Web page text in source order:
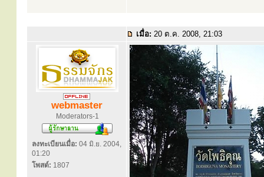
เมื่อ: 20 ต.ค. 2008, 21:03
webmaster
Moderators-1
ลงทะเบียนเมื่อ: 04 มิ.ย. 2004,
01:20
โพสต์: 1807